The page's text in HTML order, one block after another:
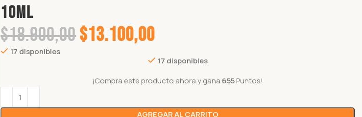
10ML
$18.900,00$13.100,00
17 disponibles
17 disponibles
¡Compra este producto ahora y gana 655Puntos!
AGREGAR AL CARRITO